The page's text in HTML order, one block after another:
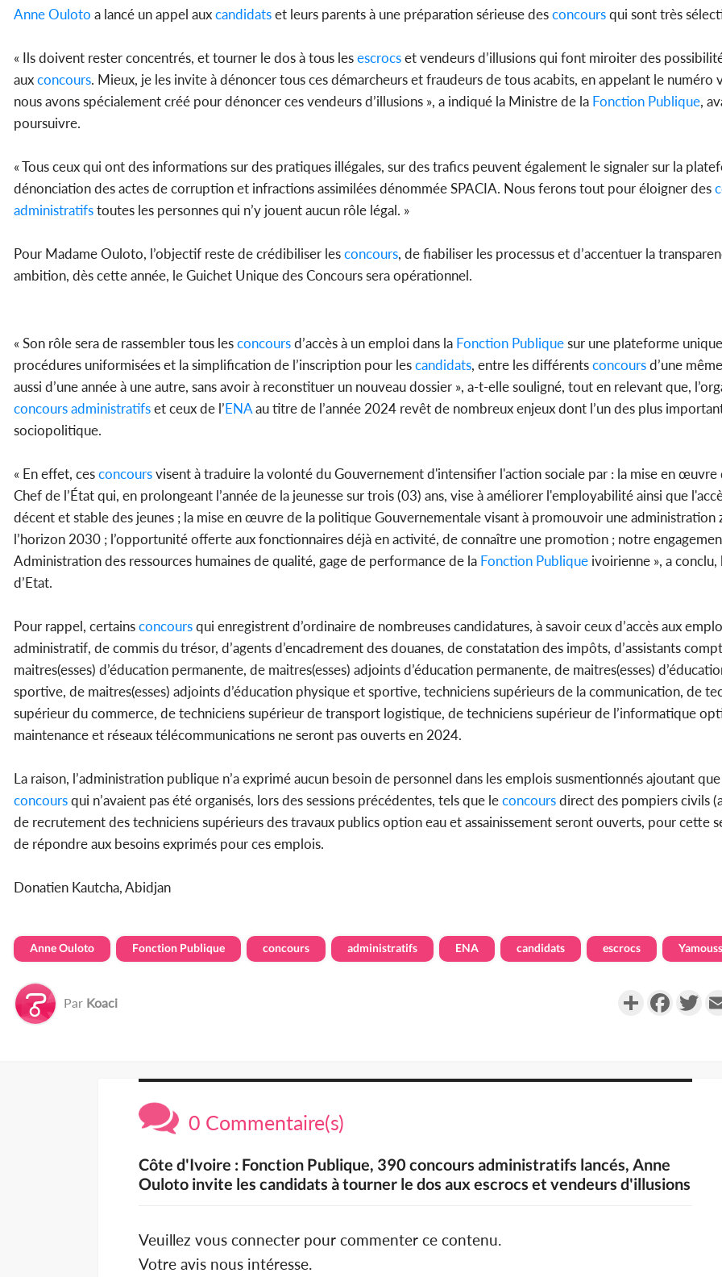
Anne Ouloto a lancé un appel auxcandidatset leurs parents à une préparation sérieuse desconcoursqui sont très
« Ils doivent rester concentrés, et tourner le dos à tous lesescrocset vendeurs d’illusions qui font miroiter des
auxconcours. Mieux, je les invite à dénoncer tous ces démarcheurs et fraudeurs de tous acabits, en appelant le numéro
nous avons spécialement créé pour dénoncer ces vendeurs d’illusions », a indiqué la Ministre de la Fonction Publique,
poursuivre.
« Tous ceux qui ont des informations sur des pratiques illégales, sur des trafics peuvent également le signaler sur la
dénonciation des actes de corruption et infractions assimilées dénommée SPACIA. Nous ferons tout pour éloigner des
administratifstoutes les personnes qui n’y jouent aucun rôle légal. »
Pour Madame Ouloto, l’objectif reste de crédibiliser lesconcours, de fiabiliser les processus et d’accentuer la
ambition, dès cette année, le Guichet Unique des Concours sera opérationnel.
« Son rôle sera de rassembler tous lesconcoursd’accès à un emploi dans la Fonction Publiquesur une plateforme
procédures uniformisées et la simplification de l’inscription pour lescandidats, entre les différentsconcoursd’une
aussi d’une année à une autre, sans avoir à reconstituer un nouveau dossier », a-t-elle souligné, tout en relevant que,
concoursadministratifset ceux de l’ENAau titre de l’année 2024 revêt de nombreux enjeux dont l’un des plus
sociopolitique.
« En effet, cesconcoursvisent à traduire la volonté du Gouvernement d'intensifier l'action sociale par : la mise en œuvre
Chef de l’État qui, en prolongeant l’année de la jeunesse sur trois (03) ans, vise à améliorer l'employabilité ainsi que
décent et stable des jeunes ; la mise en œuvre de la politique Gouvernementale visant à promouvoir une administration
l’horizon 2030 ; l’opportunité offerte aux fonctionnaires déjà en activité, de connaître une promotion ; notre
Administration des ressources humaines de qualité, gage de performance de la Fonction Publique ivoirienne », a
d’Etat.
Pour rappel, certainsconcoursqui enregistrent d’ordinaire de nombreuses candidatures, à savoir ceux d’accès aux
administratif, de commis du trésor, d’agents d’encadrement des douanes, de constatation des impôts, d’assistants
maitres(esses) d’éducation permanente, de maitres(esses) adjoints d’éducation permanente, de maitres(esses)
sportive, de maitres(esses) adjoints d’éducation physique et sportive, techniciens supérieurs de la communication, de
supérieur du commerce, de techniciens supérieur de transport logistique, de techniciens supérieur de l’informatique
maintenance et réseaux télécommunications ne seront pas ouverts en 2024.
La raison, l’administration publique n’a exprimé aucun besoin de personnel dans les emplois susmentionnés ajoutant
concoursqui n’avaient pas été organisés, lors des sessions précédentes, tels que leconcoursdirect des pompiers civils
de recrutement des techniciens supérieurs des travaux publics option eau et assainissement seront ouverts, pour cette
de répondre aux besoins exprimés pour ces emplois.
Donatien Kautcha, Abidjan
Anne Ouloto Fonction Publique concours administratifs ENA candidats escrocs
Par Koaci Partager
0 Commentaire(s)
Côte d'Ivoire : Fonction Publique, 390 concours administratifs lancés, Anne
Ouloto invite les candidats à tourner le dos aux escrocs et vendeurs d'illusions
Veuillez vous connecter pour commenter ce contenu.
Votre avis nous intéresse.